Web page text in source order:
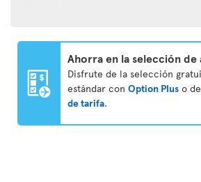
Ahorra en la selección de
Disfrute de la selección
estándar con Option Plus o
de tarifa.